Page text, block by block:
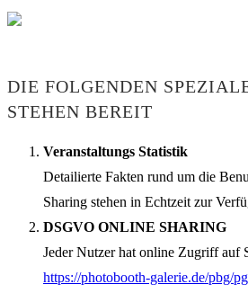
DIE FOLGENDEN
STEHEN BEREIT
Veranstaltungs Statistik
Detailierte Fakten rund um die
Sharing stehen in Echtzeit zur
DSGVO ONLINE SHARING
Jeder Nutzer hat online Zugriff auf
https://photobooth-galerie.de/pbg/